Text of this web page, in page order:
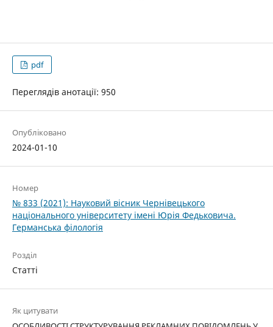
pdf
Переглядів анотації: 950
Опубліковано
2024-01-10
Номер
№ 833 (2021): Науковий вісник Чернівецького
національного університету імені Юрія Федьковича.
Германська філологія
Розділ
Статті
Як цитувати